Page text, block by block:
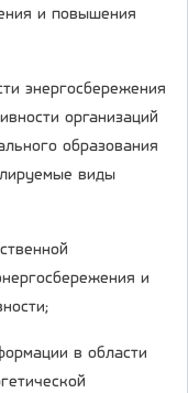
и повышения
энергосбережения
организаций
образования
виды
и
в области